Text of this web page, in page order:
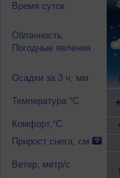
Время суток
Облачность
Погодные явления
Осадки за 3 ч, мм
Температура °C
Комфорт,°C
Прирост снега, см
Ветер, метр/с